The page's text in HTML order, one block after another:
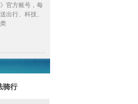
官方账号，每
出行、科技、
骑行